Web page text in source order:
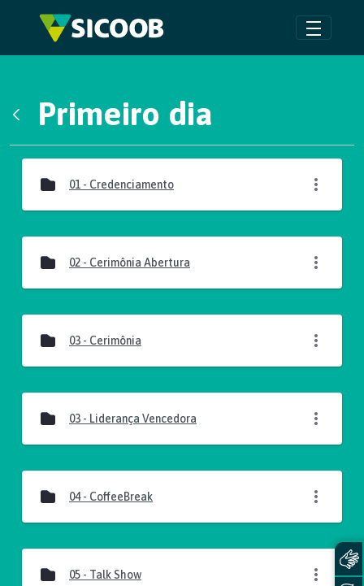
Pular para o Conteúdo principal
Primeiro dia
01 - Credenciamento
02 - Cerimônia Abertura
03 - Cerimônia
03 - Liderança Vencedora
04 - CoffeeBreak
05 - Talk Show